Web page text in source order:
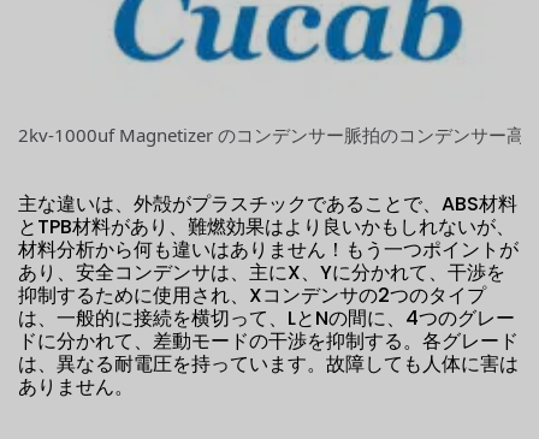
2kv-1000uf Magnetizer のコンデンサー脈拍のコンデンサー高
主な違いは、外殻がプラスチックであることで、ABS材料
とTPB材料があり、難燃効果はより良いかもしれないが、
材料分析から何も違いはありません！もう一つポイントが
あり、安全コンデンサは、主にX、Yに分かれて、干渉を
抑制するために使用され、Xコンデンサの2つのタイプ
は、一般的に接続を横切って、LとNの間に、4つのグレー
ドに分かれて、差動モードの干渉を抑制する。各グレード
は、異なる耐電圧を持っています。故障しても人体に害は
ありません。